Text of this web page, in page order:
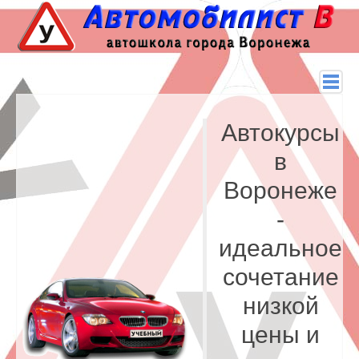
Автокурсы
в
Воронеже
-
идеальное
сочетание
низкой
цены и